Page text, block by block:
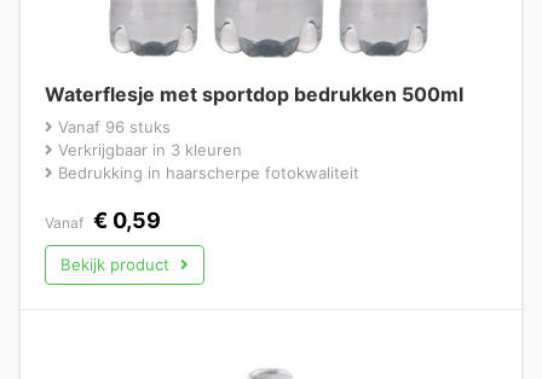
Waterflesje met sportdop bedrukken 500ml
Vanaf 96 stuks
Verkrijgbaar in 3 kleuren
Bedrukking in haarscherpe fotokwaliteit
Vanaf € 0,59
Bekijk product